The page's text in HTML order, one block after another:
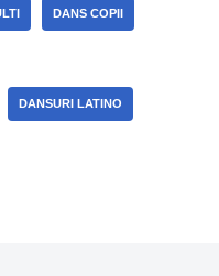
DANS COPII
DANSURI LATINO